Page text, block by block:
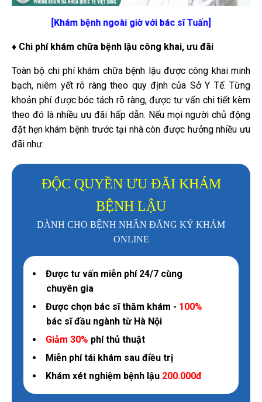
[Khám bệnh ngoài giờ với bác sĩ Tuấn]
♦ Chi phí khám chữa bệnh lậu công khai, ưu đãi
Toàn bộ chi phí khám chữa bệnh lậu được công khai minh
bạch, niêm yết rõ ràng theo quy định của Sở Y Tế. Từng
khoản phí được bóc tách rõ ràng, được tư vấn chi tiết kèm
theo đó là nhiều ưu đãi hấp dẫn. Nếu mọi người chủ động
đặt hẹn khám bệnh trước tại nhà còn được hưởng nhiều ưu
đãi như:
ĐỘC QUYỀN ƯU ĐÃI KHÁM
BỆNH LẬU
DÀNH CHO BỆNH NHÂN ĐĂNG KÝ KHÁM
ONLINE
Được tư vấn miễn phí 24/7 cùng
chuyên gia
Được chọn bác sĩ thăm khám - 100%
bác sĩ đầu ngành từ Hà Nội
Giảm 30% phí thủ thuật
Miễn phí tái khám sau điều trị
Khám xét nghiệm bệnh lậu 200.000đ